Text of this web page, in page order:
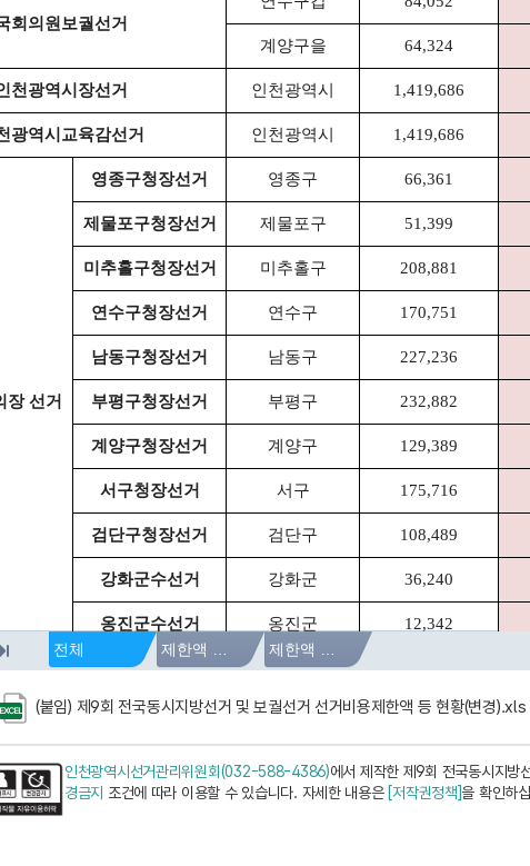
(붙임) 제9회 전국동시지방선거 및 보궐선거 선거비용제한액 등 현황(변경).xls
인천광역시선거관리위원회(032-588-4386)에서 제작한 제9회 전국동시지방
경금지 조건에 따라 이용할 수 있습니다. 자세한 내용은 [저작권정책]을 확인하